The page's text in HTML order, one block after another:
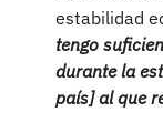
estabilidad
tengo
durante la
país] al que